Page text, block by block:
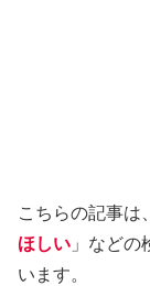
こちらの記事は
ほしい 」などの
います。